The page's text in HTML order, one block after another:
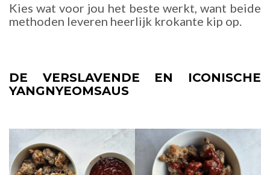
Kies wat voor jou het beste werkt, want beide
methoden leveren heerlijk krokante kip op.
DE VERSLAVENDE EN ICONISCHE
YANGNYEOMSAUS